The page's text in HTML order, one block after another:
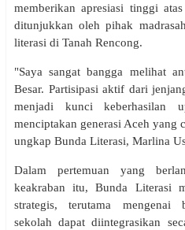
memberikan apresiasi tinggi
ditunjukkan oleh pihak
literasi di Tanah Rencong.
"Saya sangat bangga melihat
Besar. Partisipasi aktif dari
menjadi kunci keberhasilan
menciptakan generasi Aceh yang
ungkap Bunda Literasi, Marlina
Dalam pertemuan yang
keakraban itu, Bunda Literasi
strategis, terutama mengenai
sekolah dapat diintegrasikan